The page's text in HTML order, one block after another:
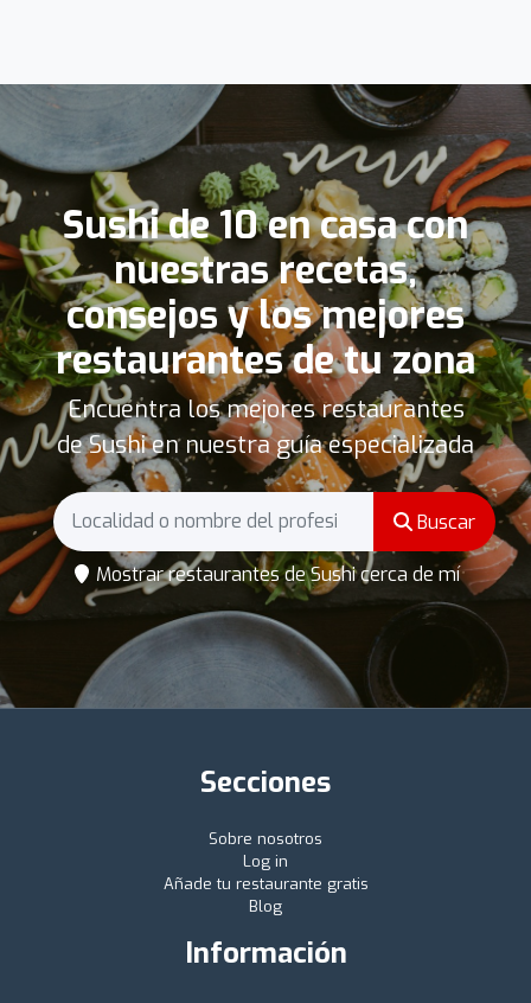
Sushi de 10 en casa con
nuestras recetas,
consejos y los mejores
restaurantes de tu zona
Encuentra los mejores restaurantes
de Sushi en nuestra guía especializada
Buscar
Mostrar restaurantes de Sushi cerca de mí
Secciones
Sobre nosotros
Log in
Añade tu restaurante gratis
Blog
Información